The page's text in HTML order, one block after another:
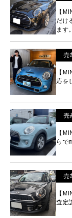
【
だけ
ます。
売
【
応を
売
【
らで
売
【
査定